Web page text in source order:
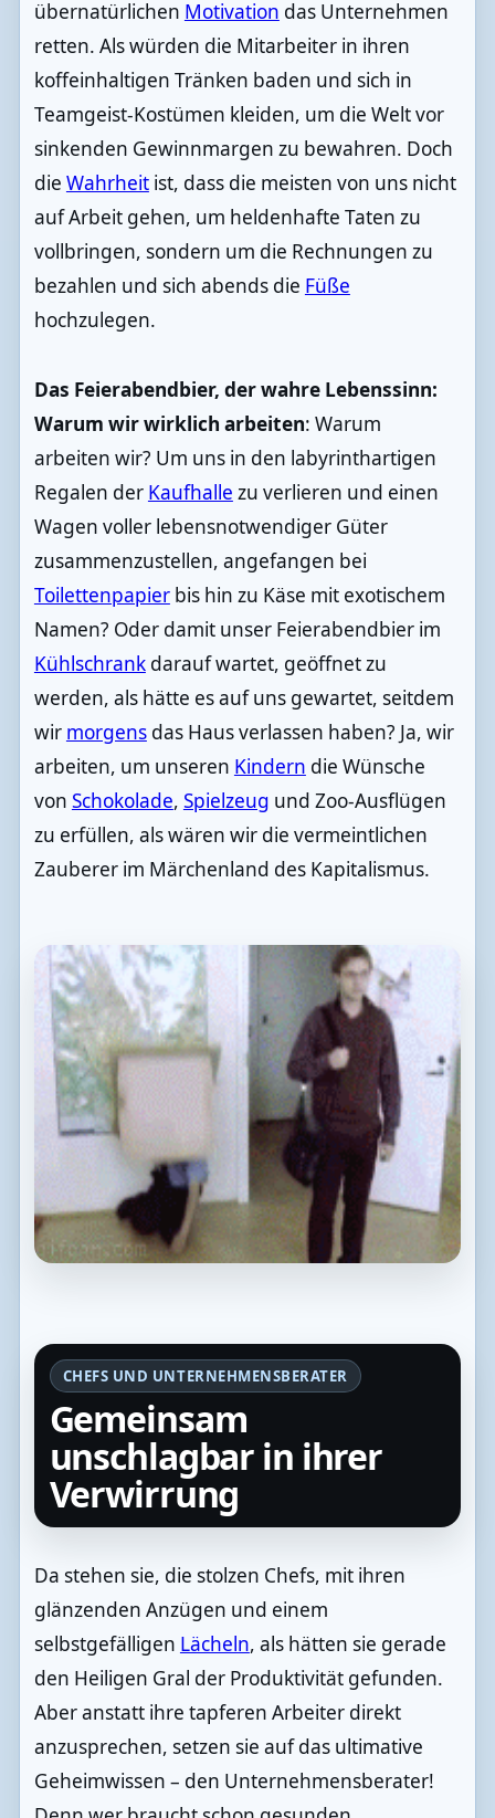
übernatürlichen Motivation das Unternehmen
retten. Als würden die Mitarbeiter in ihren
koffeinhaltigen Tränken baden und sich in
Teamgeist-Kostümen kleiden, um die Welt vor
sinkenden Gewinnmargen zu bewahren. Doch
die Wahrheitist, dass die meisten von uns nicht
auf Arbeit gehen, um heldenhafte Taten zu
vollbringen, sondern um die Rechnungen zu
bezahlen und sich abends die Füße
hochzulegen.
Das Feierabendbier, der wahre Lebenssinn:
Warum wir wirklich arbeiten: Warum
arbeiten wir? Um uns in den labyrinthartigen
Regalen der Kaufhalle zu verlieren und einen
Wagen voller lebensnotwendiger Güter
zusammenzustellen, angefangen bei
Toilettenpapierbis hin zu Käse mit exotischem
Namen? Oder damit unser Feierabendbier im
Kühlschrankdarauf wartet, geöffnet zu
werden, als hätte es auf uns gewartet, seitdem
wir morgensdas Haus verlassen haben? Ja, wir
arbeiten, um unseren Kindern die Wünsche
von Schokolade, Spielzeug und Zoo-Ausflügen
zu erfüllen, als wären wir die vermeintlichen
Zauberer im Märchenland des Kapitalismus.
CHEFS UND UNTERNEHMENSBERATER
Gemeinsam
unschlagbar in ihrer
Verwirrung
Da stehen sie, die stolzen Chefs, mit ihren
glänzenden Anzügen und einem
selbstgefälligen Lächeln, als hätten sie gerade
den Heiligen Gral der Produktivität gefunden.
Aber anstatt ihre tapferen Arbeiter direkt
anzusprechen, setzen sie auf das ultimative
Geheimwissen – den Unternehmensberater!